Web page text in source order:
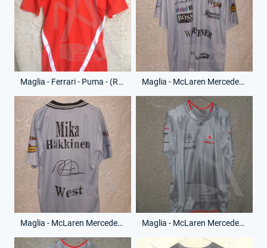
Maglia - Ferrari - Puma - (Retro) Maglia - McLaren Mercedes - Mika Hakkinen - (Fronte)
Maglia - McLaren Mercedes - Mika Hakkinen - (Retro) Maglia - McLaren Mercedes - Vodafone - (Fronte)